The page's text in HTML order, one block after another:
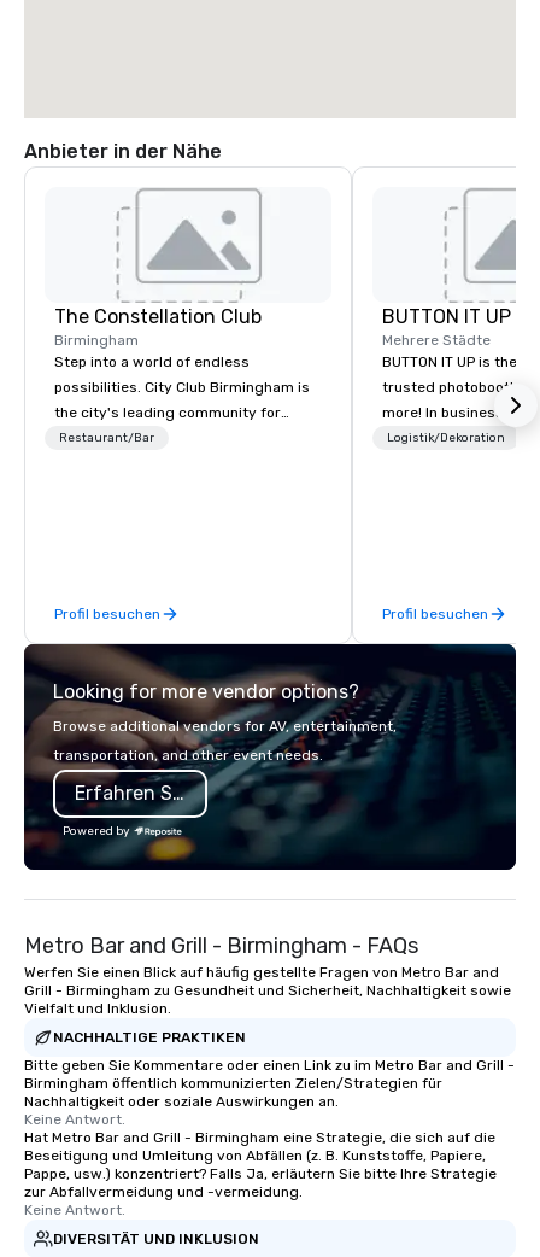
Anbieter in der Nähe
The Constellation Club
Birmingham
Step into a world of endless
possibilities. City Club Birmingham is
the city's leading community for
purpose and connection in the heart
socials while overlooking breathtaking
city views.
Restaurant/Bar
Profil besuchen
BUTTON IT UP
Mehrere Städte
BUTTON IT UP is the
trusted photobooth
more! In business for 35+ years, we
have the largest
Logistik/Dekoration
Profil besuchen
Looking for more vendor options?
Browse additional vendors for AV, entertainment,
transportation, and other event needs.
Erfahren Sie mehr
Powered by
Metro Bar and Grill - Birmingham - FAQs
Werfen Sie einen Blick auf häufig gestellte Fragen von Metro Bar and
Grill - Birmingham zu Gesundheit und Sicherheit, Nachhaltigkeit sowie
Vielfalt und Inklusion.
NACHHALTIGE PRAKTIKEN
Bitte geben Sie Kommentare oder einen Link zu im Metro Bar and Grill -
Birmingham öffentlich kommunizierten Zielen/Strategien für
Nachhaltigkeit oder soziale Auswirkungen an.
Keine Antwort.
Hat Metro Bar and Grill - Birmingham eine Strategie, die sich auf die
Beseitigung und Umleitung von Abfällen (z. B. Kunststoffe, Papiere,
Pappe, usw.) konzentriert? Falls Ja, erläutern Sie bitte Ihre Strategie
zur Abfallvermeidung und -vermeidung.
Keine Antwort.
DIVERSITÄT UND INKLUSION